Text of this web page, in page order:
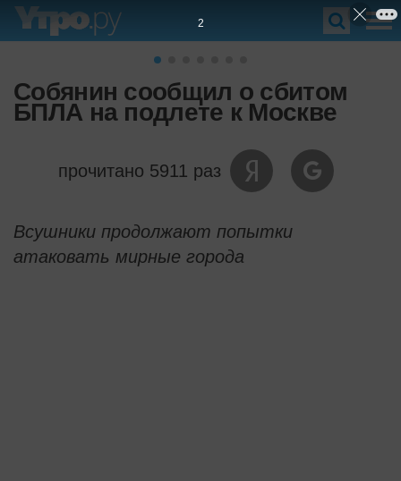
Собянин сообщил о сбитом
БПЛА на подлете к Москве
прочитано 5911 раз
Всушники продолжают попытки
атаковать мирные города
2